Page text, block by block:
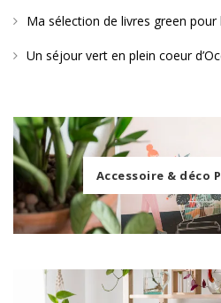
Ma sélection de livres green pour
Un séjour vert en plein coeur
Accessoire & déco